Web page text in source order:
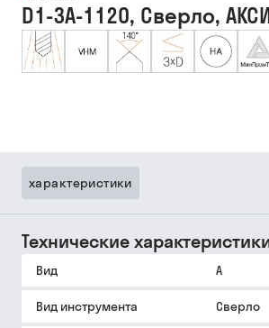
D1-3A-1120, Сверло,
характеристики
Технические
Вид A
Вид инструмента Сверло